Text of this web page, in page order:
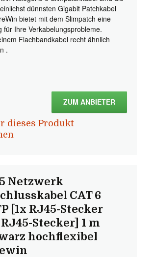
dünnsten Gigabit Patchkabel
bietet mit dem Slimpatch eine
für Ihre Verkabelungsprobleme.
Flachbandkabel recht ähnlich
.
ZUM ANBIETER
dieses Produkt
Netzwerk
CAT 6
[1x RJ45-Stecker
RJ45-Stecker] 1 m
hochflexibel